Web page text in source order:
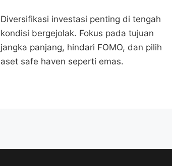
Diversifikasi investasi penting di tengah
kondisi bergejolak. Fokus pada tujuan
jangka panjang, hindari FOMO, dan pilih
aset safe haven seperti emas.